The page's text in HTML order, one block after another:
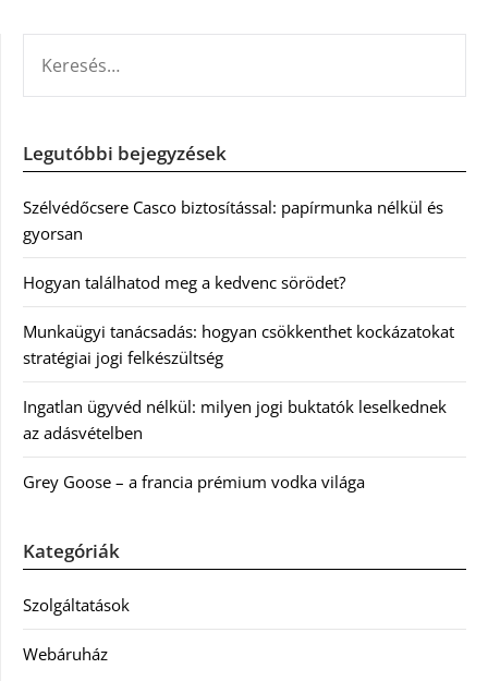
Legutóbbi bejegyzések
Szélvédőcsere Casco biztosítással: papírmunka nélkül és
gyorsan
Hogyan találhatod meg a kedvenc sörödet?
Munkaügyi tanácsadás: hogyan csökkenthet kockázatokat
stratégiai jogi felkészültség
Ingatlan ügyvéd nélkül: milyen jogi buktatók leselkednek
az adásvételben
Grey Goose – a francia prémium vodka világa
Kategóriák
Szolgáltatások
Webáruház